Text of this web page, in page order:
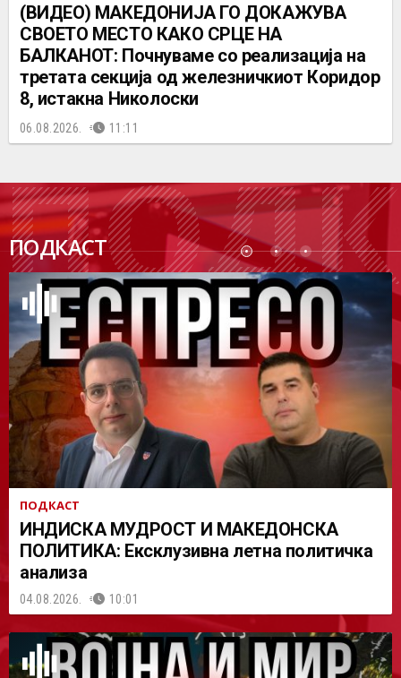
(ВИДЕО) МАКЕДОНИЈА ГО ДОКАЖУВА
СВОЕТО МЕСТО КАКО СРЦЕ НА
БАЛКАНОТ: Почнуваме со реализација на
третата секција од железничкиот Коридор
8, истакна Николоски
06.08.2026. 11:11
ПОДКАСТ
ПОДК
АСТ
ПОДКАСТ
ИНДИСКА МУДРОСТ И МАКЕДОНСКА
ПОЛИТИКА: Ексклузивна летна политичка
анализа
04.08.2026. 10:01